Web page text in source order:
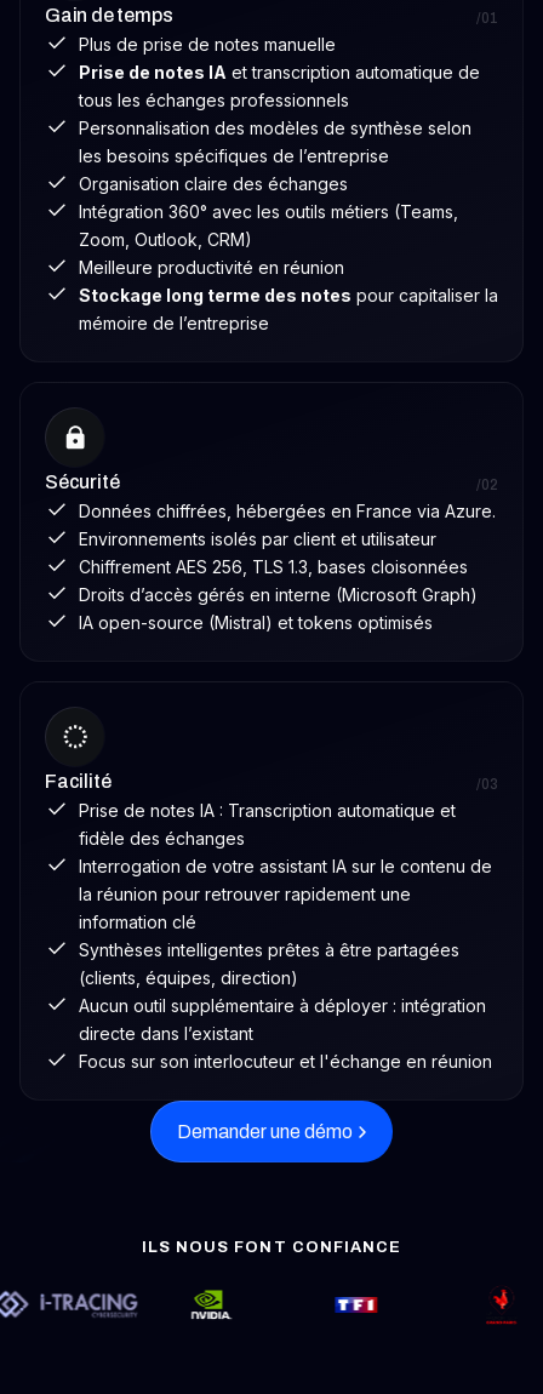
entreprises
démontre
supprimer les
renforcer la
l’avenir du
travail, entre
innovation et
responsabilité.
de l’IA qui
réflexion
cohabiter avec
inspirante. Inès
Besbes est
fondatrice et
CEO de
Seedext, start-
up d’IA à
les réunions. Elle
défend une IA
souveraine, et
intervient
sur les enjeux
technologique
Gain de temps /01
Plus de prise de notes manuelle
Prise de notes IA et transcription automatique de
tous les échanges professionnels
Personnalisation des modèles de synthèse selon
les besoins spécifiques de l’entreprise
Organisation claire des échanges
Intégration 360° avec les outils métiers (Teams,
Zoom, Outlook, CRM)
Meilleure productivité en réunion
Stockage long terme des notes pour capitaliser la
mémoire de l’entreprise
Sécurité /02
Données chiffrées, hébergées en France via Azure.
Environnements isolés par client et utilisateur
Chiffrement AES 256, TLS 1.3, bases cloisonnées
Droits d’accès gérés en interne (Microsoft Graph)
IA open-source (Mistral) et tokens optimisés
Facilité /03
Prise de notes IA : Transcription automatique et
fidèle des échanges
Interrogation de votre assistant IA sur le contenu de
la réunion pour retrouver rapidement une
information clé
Synthèses intelligentes prêtes à être partagées
(clients, équipes, direction)
Aucun outil supplémentaire à déployer : intégration
directe dans l’existant
Focus sur son interlocuteur et l'échange en réunion
Demander une démo